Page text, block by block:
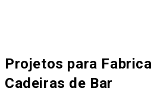
Projetos para
Cadeiras de Bar